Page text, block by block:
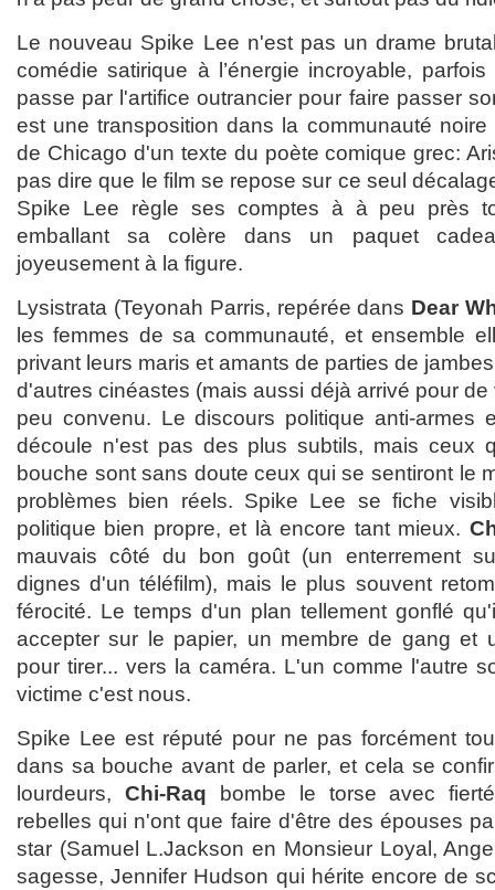
Le nouveau Spike Lee n'est pas un drame
comédie satirique à l’énergie incroyable,
passe par l'artifice outrancier pour faire passer
est une transposition dans la communauté
de Chicago d'un texte du poète comique grec:
pas dire que le film se repose sur ce seul
Spike Lee règle ses comptes à à peu près
emballant sa colère dans un paquet
joyeusement à la figure.
Lysistrata (Teyonah Parris, repérée dans Dear
les femmes de sa communauté, et ensemble
privant leurs maris et amants de parties de
d'autres cinéastes (mais aussi déjà arrivé pour
peu convenu. Le discours politique anti-armes
découle n'est pas des plus subtils, mais ceux
bouche sont sans doute ceux qui se sentiront le
problèmes bien réels. Spike Lee se fiche
politique bien propre, et là encore tant mieux.
mauvais côté du bon goût (un enterrement
dignes d'un téléfilm), mais le plus souvent
férocité. Le temps d'un plan tellement gonflé
accepter sur le papier, un membre de gang et
pour tirer... vers la caméra. L'un comme l'autre
victime c'est nous.
Spike Lee est réputé pour ne pas forcément
dans sa bouche avant de parler, et cela se
lourdeurs, Chi-Raq bombe le torse avec
rebelles qui n'ont que faire d'être des épouses
star (Samuel L.Jackson en Monsieur Loyal,
sagesse, Jennifer Hudson qui hérite encore de